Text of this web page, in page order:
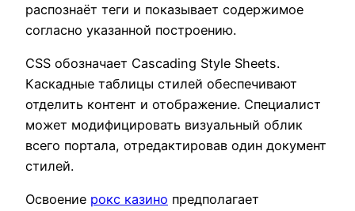
распознаёт теги и показывает содержимое
согласно указанной построению.
CSS обозначает Cascading Style Sheets.
Каскадные таблицы стилей обеспечивают
отделить контент и отображение. Специалист
может модифицировать визуальный облик
всего портала, отредактировав один документ
стилей.
Освоение рокс казино предполагает